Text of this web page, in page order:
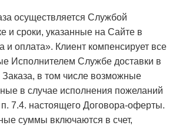
осуществляется Службой
и сроки, указанные на Сайте в
и оплата». Клиент компенсирует все
Исполнителем Службе доставки в
Заказа, в том числе возможные
в случае исполнения пожеланий
п. 7.4. настоящего Договора-оферты.
суммы включаются в счет,